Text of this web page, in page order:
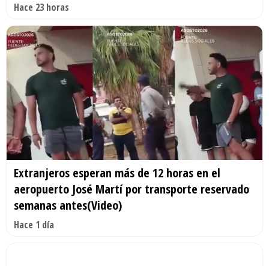
Hace 23 horas
Extranjeros esperan más de 12 horas en el
aeropuerto José Martí por transporte reservado
semanas antes(Video)
Hace 1 día